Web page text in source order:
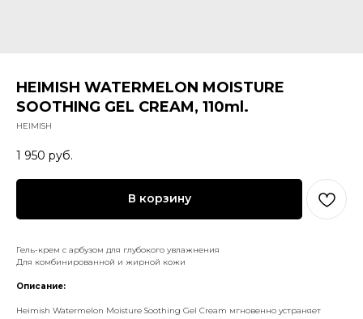
HEIMISH WATERMELON MOISTURE
SOOTHING GEL CREAM, 110ml.
HEIMISH
1 950 руб.
В корзину
Гель-крем с арбузом для глубокого увлажнения
Для комбинированной и жирной кожи
Описание:
Heimish Watermelon Moisture Soothing Gel Cream мгновенно устраняет